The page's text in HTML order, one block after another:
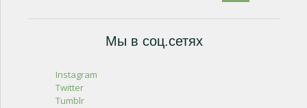
Мы в соц.сетях
Instagram
Twitter
Tumblr